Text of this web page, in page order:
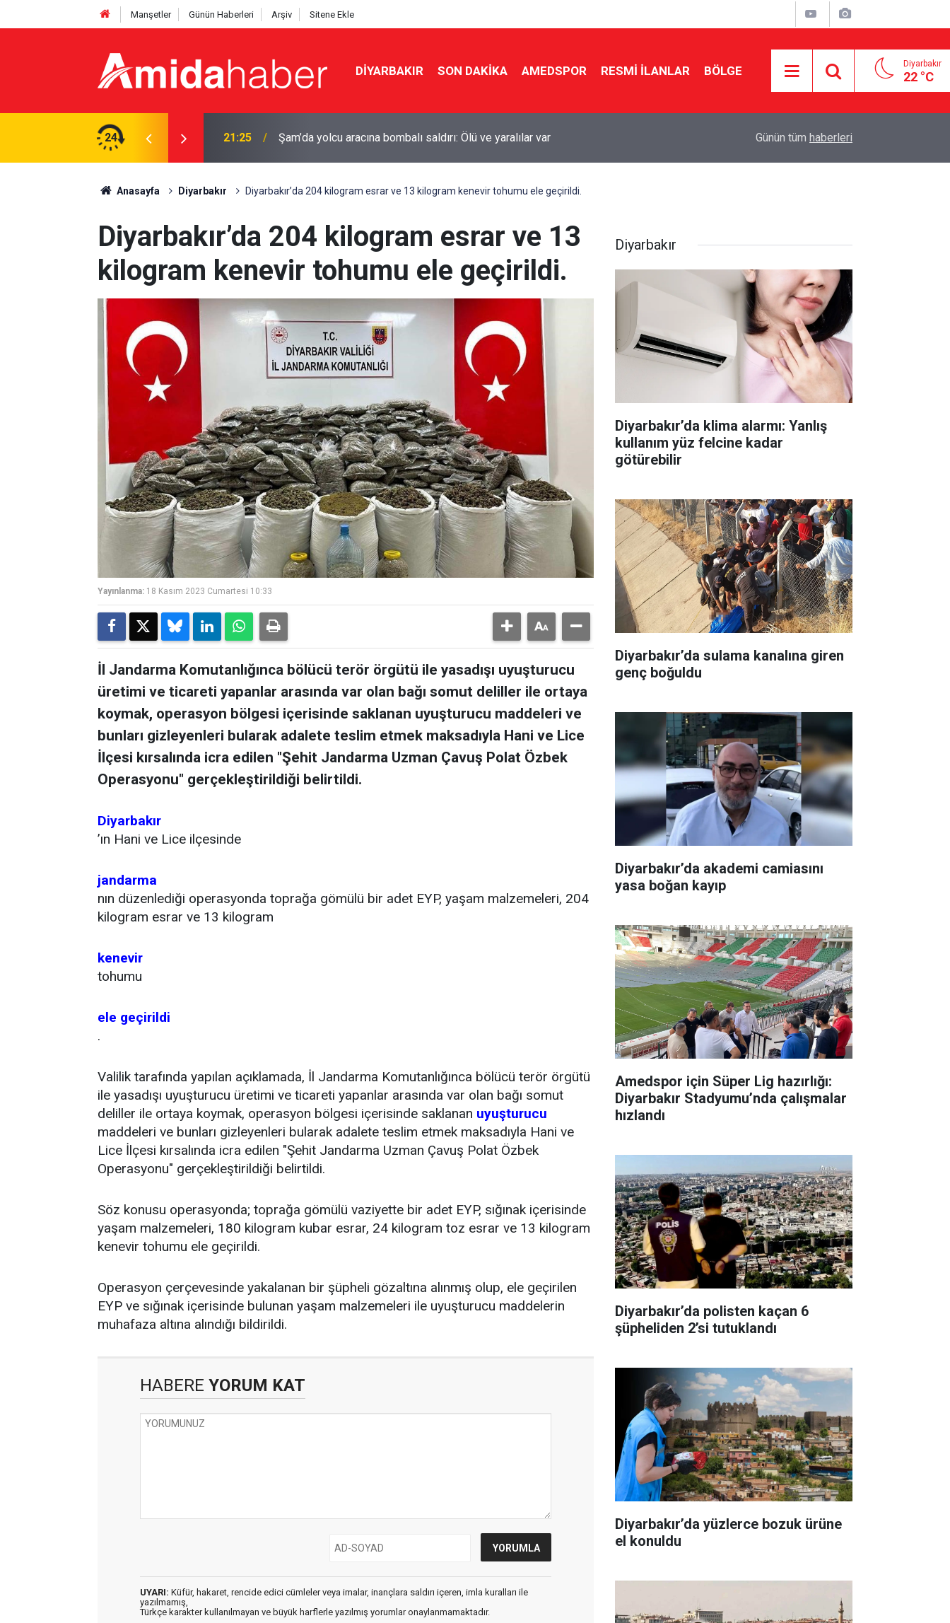
Manşetler Günün Haberleri Arşiv Sitene Ekle
DIYARBAKIR SON DAKIKA AMEDSPOR RESMI İLANLAR BÖLGE Diyarbakır
22 °C
24
20:44
Diyarbakır’da sulama kanalına giren genç boğuldu Cengiz Çandar’dan çerçeve yasa açıklaması
Günün tüm haberleri
Anasayfa Diyarbakır Diyarbakır’da 204 kilogram esrar ve 13 kilogram kenevir tohumu ele geçirildi.
Diyarbakır’da 204 kilogram esrar ve 13
kilogram kenevir tohumu ele geçirildi.
Yayınlanma: 18 Kasım 2023 Cumartesi 10:33
İl Jandarma Komutanlığınca bölücü terör örgütü ile yasadışı uyuşturucu
üretimi ve ticareti yapanlar arasında var olan bağı somut deliller ile ortaya
koymak, operasyon bölgesi içerisinde saklanan uyuşturucu maddeleri ve
bunları gizleyenleri bularak adalete teslim etmek maksadıyla Hani ve Lice
İlçesi kırsalında icra edilen "Şehit Jandarma Uzman Çavuş Polat Özbek
Operasyonu" gerçekleştirildiği belirtildi.
Diyarbakır
’ın Hani ve Lice ilçesinde
jandarma
nın düzenlediği operasyonda toprağa gömülü bir adet EYP, yaşam malzemeleri, 204
kilogram esrar ve 13 kilogram
kenevir
tohumu
ele geçirildi
.
Valilik tarafında yapılan açıklamada, İl Jandarma Komutanlığınca bölücü terör örgütü
ile yasadışı uyuşturucu üretimi ve ticareti yapanlar arasında var olan bağı somut
deliller ile ortaya koymak, operasyon bölgesi içerisinde saklanan uyuşturucu
maddeleri ve bunları gizleyenleri bularak adalete teslim etmek maksadıyla Hani ve
Lice İlçesi kırsalında icra edilen "Şehit Jandarma Uzman Çavuş Polat Özbek
Operasyonu" gerçekleştirildiği belirtildi.
Söz konusu operasyonda; toprağa gömülü vaziyette bir adet EYP, sığınak içerisinde
yaşam malzemeleri, 180 kilogram kubar esrar, 24 kilogram toz esrar ve 13 kilogram
kenevir tohumu ele geçirildi.
Operasyon çerçevesinde yakalanan bir şüpheli gözaltına alınmış olup, ele geçirilen
EYP ve sığınak içerisinde bulunan yaşam malzemeleri ile uyuşturucu maddelerin
muhafaza altına alındığı bildirildi.
HABERE YORUM KAT
UYARI: Küfür, hakaret, rencide edici cümleler veya imalar, inançlara saldırı içeren, imla kuralları ile
yazılmamış,
Türkçe karakter kullanılmayan ve büyük harflerle yazılmış yorumlar onaylanmamaktadır.
Diyarbakır
Diyarbakır’da klima alarmı: Yanlış
kullanım yüz felcine kadar
götürebilir
Diyarbakır’da sulama kanalına giren
genç boğuldu
Diyarbakır’da akademi camiasını
yasa boğan kayıp
Amedspor için Süper Lig hazırlığı:
Diyarbakır Stadyumu’nda çalışmalar
hızlandı
Diyarbakır’da polisten kaçan 6
şüpheliden 2’si tutuklandı
Diyarbakır’da yüzlerce bozuk ürüne
el konuldu